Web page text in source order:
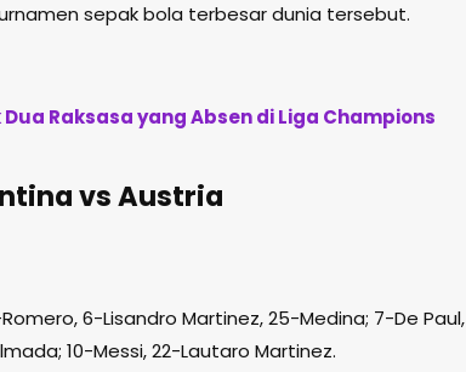
sepak bola terbesar dunia tersebut.
Raksasa yang Absen di Liga Champions
vs Austria
6-Lisandro Martinez, 25-Medina; 7-De Paul,
10-Messi, 22-Lautaro Martinez.